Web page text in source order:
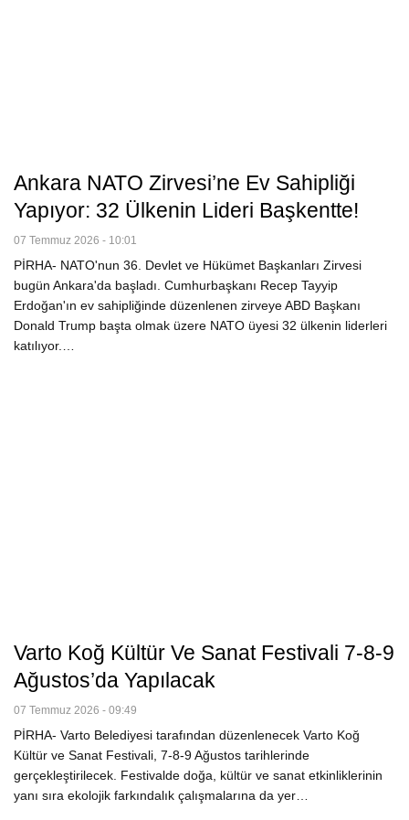
Ankara NATO Zirvesi’ne Ev Sahipliği
Yapıyor: 32 Ülkenin Lideri Başkentte!
07 Temmuz 2026 - 10:01
PİRHA- NATO'nun 36. Devlet ve Hükümet Başkanları Zirvesi
bugün Ankara'da başladı. Cumhurbaşkanı Recep Tayyip
Erdoğan'ın ev sahipliğinde düzenlenen zirveye ABD Başkanı
Donald Trump başta olmak üzere NATO üyesi 32 ülkenin liderleri
katılıyor.…
Varto Koğ Kültür Ve Sanat Festivali 7-8-9
Ağustos’da Yapılacak
07 Temmuz 2026 - 09:49
PİRHA- Varto Belediyesi tarafından düzenlenecek Varto Koğ
Kültür ve Sanat Festivali, 7-8-9 Ağustos tarihlerinde
gerçekleştirilecek. Festivalde doğa, kültür ve sanat etkinliklerinin
yanı sıra ekolojik farkındalık çalışmalarına da yer…